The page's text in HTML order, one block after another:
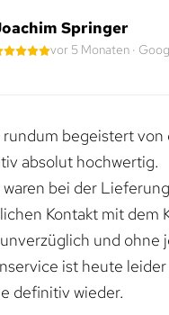
Springer
vor 5 Monaten ·
rundum begeistert
absolut hochwertig.
bei der
Kontakt mit dem
und ohne
ist heute
definitiv wieder.